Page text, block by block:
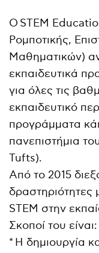
Ο STEM
Ρομποτικής,
Μαθηματικών)
εκπαιδευτικά
για όλες τις
εκπαιδευτικό
προγράμματα
πανεπιστήμια
Tufts).
Από το 2015
δραστηριότητες
STEM στην
Σκοποί του είναι:
* Η δημιουργία